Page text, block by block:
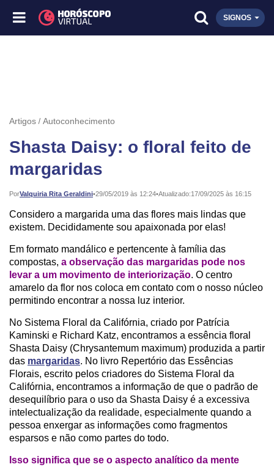
SIGNOS
Artigos Autoconhecimento
Shasta Daisy: o floral feito de
margaridas
PorValquiria Rita Geraldini•
Publicado: 29/05/2019 às 12:24•Atualizado:17/09/2025 às 16:15
Considero a margarida uma das flores mais lindas que
existem. Decididamente sou apaixonada por elas!
Em formato mandálico e pertencente à família das
compostas, a observação das margaridas pode nos
levar a um movimento de interiorização. O centro
amarelo da flor nos coloca em contato com o nosso núcleo
permitindo encontrar a nossa luz interior.
No Sistema Floral da Califórnia, criado por Patrícia
Kaminski e Richard Katz, encontramos a essência floral
Shasta Daisy (Chrysantemum maximum) produzida a partir
das margaridas. No livro Repertório das Essências
Florais, escrito pelos criadores do Sistema Floral da
Califórnia, encontramos a informação de que o padrão de
desequilíbrio para o uso da Shasta Daisy é a excessiva
intelectualização da realidade, especialmente quando a
pessoa enxergar as informações como fragmentos
esparsos e não como partes do todo.
Isso significa que se o aspecto analítico da mente